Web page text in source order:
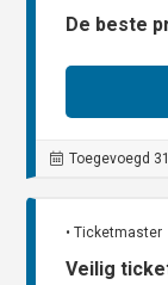
De beste
Toegevoegd
• Ticketmaster
Veilig